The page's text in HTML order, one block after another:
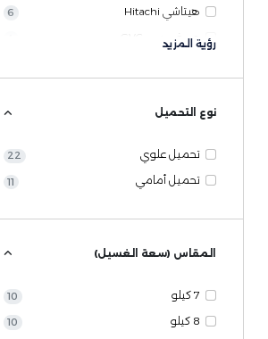
هيتاشي Hitachi 6
جي في سي GVC
أرو ARROW 2
دبليو بوكس W.BOX
دي ال سي DLC 2
ميديا Midea
بيسك basic 1
جيستنج هاوس Justing House 1
رؤية المزيد
نوع التحميل
تحميل علوي 22
تحميل أمامي 11
المقاس (سعة الغسيل)
7 كيلو 10
8 كيلو 10